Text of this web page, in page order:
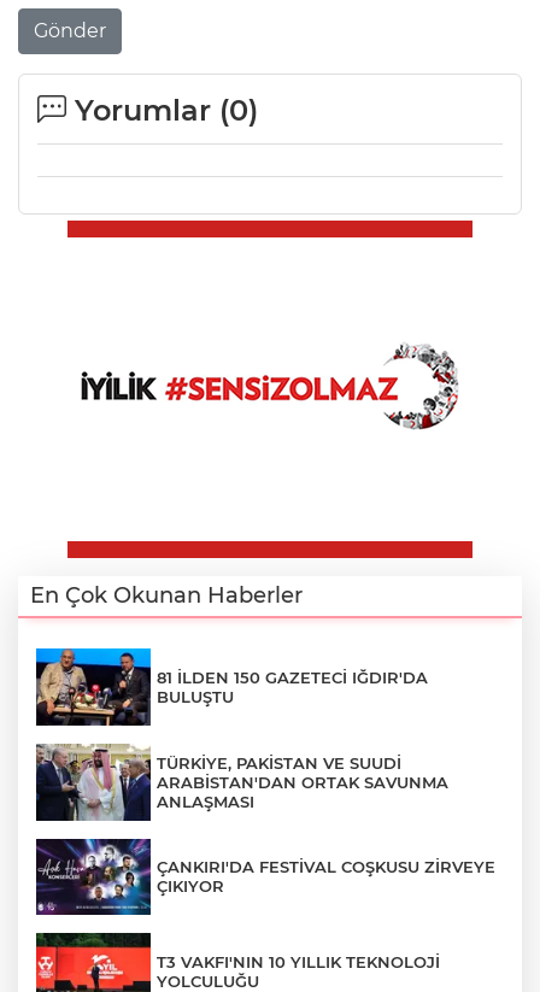
Gönder
Yorumlar (0)
En Çok Okunan Haberler
81 İLDEN 150 GAZETECİ IĞDIR'DA
BULUŞTU
TÜRKİYE, PAKİSTAN VE SUUDİ
ARABİSTAN'DAN ORTAK SAVUNMA
ANLAŞMASI
ÇANKIRI'DA FESTİVAL COŞKUSU ZİRVEYE
ÇIKIYOR
T3 VAKFI'NIN 10 YILLIK TEKNOLOJİ
YOLCULUĞU